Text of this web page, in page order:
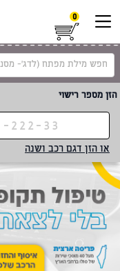
0
הזן מספר רישוי
או הזן דגם רכב ושנה